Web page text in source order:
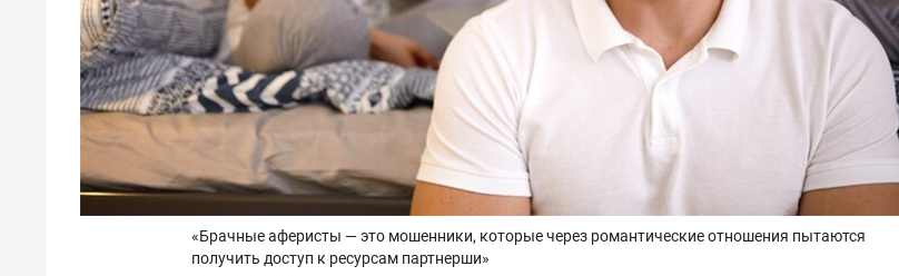
«Брачные аферисты — это мошенники, которые через романтические отношения пытаются
получить доступ к ресурсам партнерши»